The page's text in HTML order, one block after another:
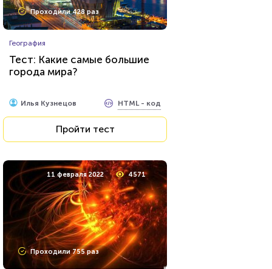
Проходили 428 раз
География
Тест: Какие самые большие
города мира?
Илья Кузнецов HTML - код
Пройти тест
11 февраля 2022 4571
Проходили 755 раз